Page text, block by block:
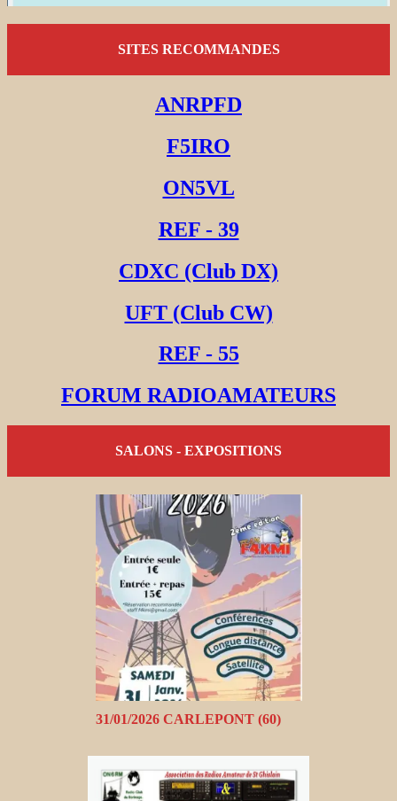
SITES RECOMMANDES
ANRPFD
F5IRO
ON5VL
REF - 39
CDXC (Club DX)
UFT (Club CW)
REF - 55
FORUM RADIOAMATEURS
SALONS - EXPOSITIONS
31/01/2026 CARLEPONT (60)